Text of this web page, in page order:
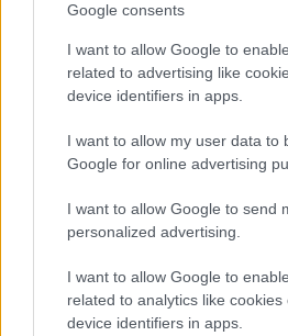
Google consents
I want to allow Google to
related to advertising like
device identifiers in apps.
I want to allow my user data to
Google for online advertising
I want to allow Google to send
personalized advertising.
I want to allow Google to
related to analytics like cookies
device identifiers in apps.
ENERGIATAKARÉKOSSÁG:
A GYŐRI AUDI ETO KC
Az energiaellátás tehermentesítése
előrébb hozták a Brest Bretagne